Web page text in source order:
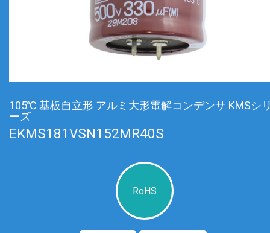
105℃ 基板自立形 アルミ大形電解コンデンサ KMSシ
ーズ
EKMS181VSN152MR40S
RoHS